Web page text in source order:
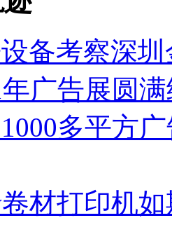
备考察深
广告展圆
1000多平方
材打印机